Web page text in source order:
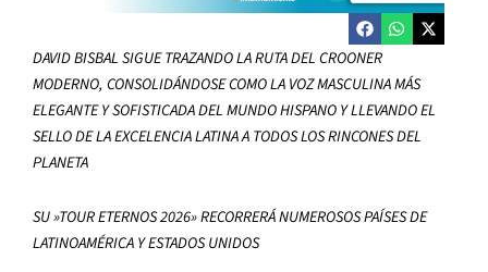
DAVID BISBAL SIGUE TRAZANDO LA RUTA DEL CROONER
MODERNO, CONSOLIDÁNDOSE COMO LA VOZ MASCULINA MÁS
ELEGANTE Y SOFISTICADA DEL MUNDO HISPANO Y LLEVANDO EL
SELLO DE LA EXCELENCIA LATINA A TODOS LOS RINCONES DEL
PLANETA
SU »TOUR ETERNOS 2026» RECORRERÁ NUMEROSOS PAÍSES DE
LATINOAMÉRICA Y ESTADOS UNIDOS